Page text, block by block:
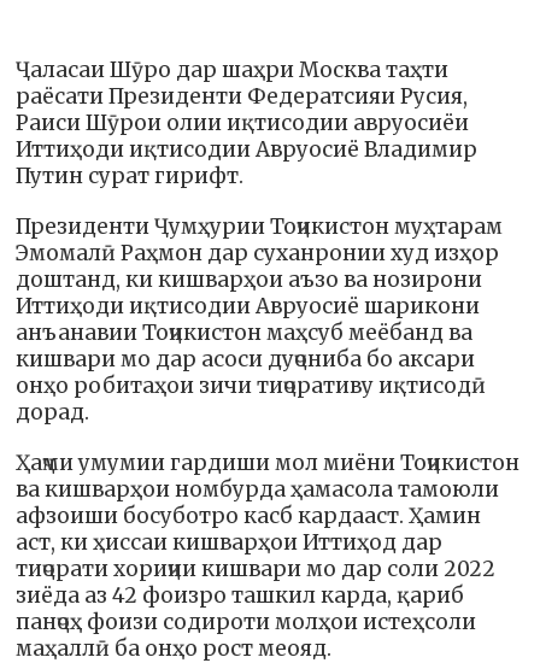
Ҷаласаи Шӯро дар шаҳри Москва таҳти
раёсати Президенти Федератсияи Русия,
Раиси Шӯрои олии иқтисодии авруосиёи
Иттиҳоди иқтисодии Авруосиё Владимир
Путин сурат гирифт.
Президенти Ҷумҳурии Тоҷикистон муҳтарам
Эмомалӣ Раҳмон дар суханронии худ изҳор
доштанд, ки кишварҳои аъзо ва нозирони
Иттиҳоди иқтисодии Авруосиё шарикони
анъанавии Тоҷикистон маҳсуб меёбанд ва
кишвари мо дар асоси дуҷониба бо аксари
онҳо робитаҳои зичи тиҷоративу иқтисодӣ
дорад.
Ҳаҷми умумии гардиши мол миёни Тоҷикистон
ва кишварҳои номбурда ҳамасола тамоюли
афзоиши босуботро касб кардааст. Ҳамин
аст, ки ҳиссаи кишварҳои Иттиҳод дар
тиҷорати хориҷии кишвари мо дар соли 2022
зиёда аз 42 фоизро ташкил карда, қариб
панҷоҳ фоизи содироти молҳои истеҳсоли
маҳаллӣ ба онҳо рост меояд.